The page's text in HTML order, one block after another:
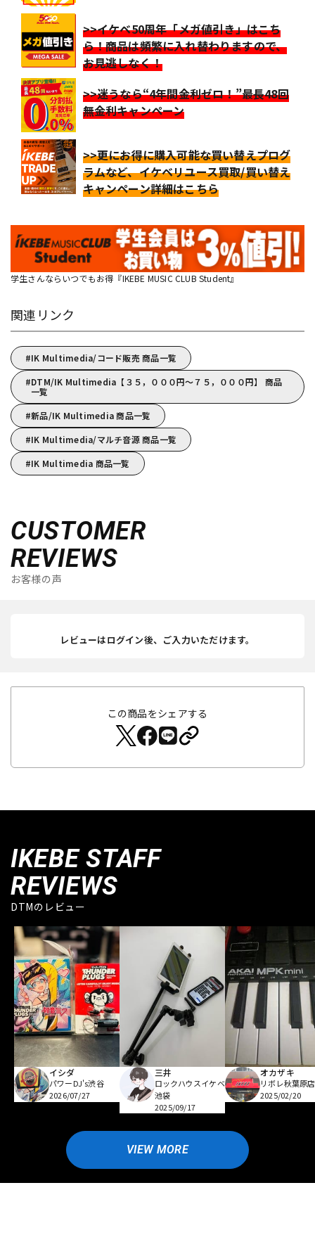
>>イケベ50周年「メガ値引き」はこち
ら！商品は頻繁に入れ替わりますので、
お見逃しなく！
>>迷うなら“4年間金利ゼロ！”最長48回
無金利キャンペーン
>>更にお得に購入可能な買い替えプログ
ラムなど、イケベリユース買取/買い替え
キャンペーン詳細はこちら
学生さんならいつでもお得『IKEBE MUSIC CLUB Student』
関連リンク
IK Multimedia/コード販売 商品一覧
DTM/IK Multimedia【３５，０００円～７５，０００円】 商品
一覧
新品/IK Multimedia 商品一覧
IK Multimedia/マルチ音源 商品一覧
IK Multimedia 商品一覧
CUSTOMER
REVIEWS
お客様の声
レビューはログイン後、ご入力いただけます。
この商品をシェアする
IKEBE STAFF
REVIEWS
DTMのレビュー
イシダ
パワーDJ's渋谷
2026/07/27
三井
ロックハウスイケベ
池袋
2025/09/17
オカザキ
リボレ秋葉原店
2025/02/20
VIEW MORE